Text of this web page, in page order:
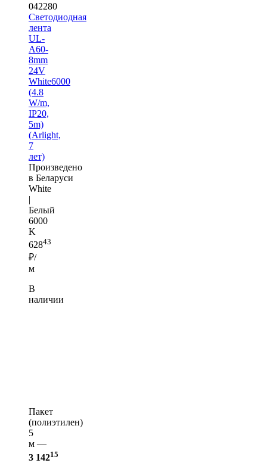
042280
Светодиодная
лента
UL-
A60-
8mm
24V
White6000
(4.8
W/m,
IP20,
5m)
(Arlight,
7
лет)
Произведено
в Беларуси
White
|
Белый
6000
K
62843
₽/
м
В
наличии
Пакет
(полиэтилен)
5
м —
3 14215